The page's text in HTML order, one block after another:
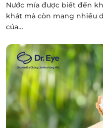
Nước mía được biết đến
khát mà còn mang nhiều
của…